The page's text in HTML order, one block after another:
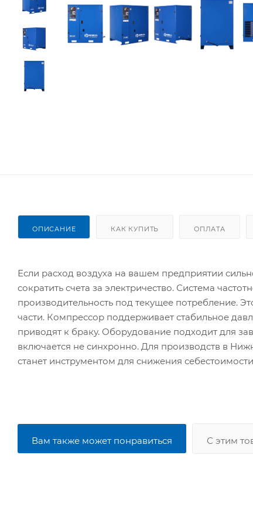
ОПИСАНИЕ КАК КУПИТЬ ОПЛАТА
Если расход воздуха на вашем предприятии
сократить счета за электричество. Система
производительность под текущее потребление.
части. Компрессор поддерживает стабильное
приводят к браку. Оборудование подходит для
включается не синхронно. Для производств в
станет инструментом для снижения
Вам также может понравиться С этим